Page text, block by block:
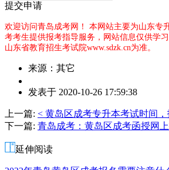
提交申请
欢迎访问青岛成考网！ 本网站主要为山东专
考考生提供报考指导服务，网站信息仅供学
山东省教育招生考试院www.sdzk.cn为准。
来源：其它
者：
老
师
发表于 2020-10-26 17:59:38
上一篇: < 黄岛区成考专升本考试时间
下一篇: 青岛成考：黄岛区成考函授网
延伸阅读